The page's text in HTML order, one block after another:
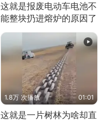
这就是报废电动车电池不
能整块扔进熔炉的原因了
1.8万 次播放 01:01
这就是一片树林为啥却直